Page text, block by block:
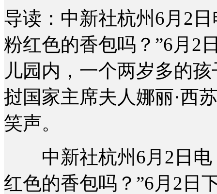
导读：中新社杭州6月2
粉红色的香包吗？”6月2
儿园内，一个两岁多的
挝国家主席夫人娜丽·西
笑声。
中新社杭州6月2日电 (
红色的香包吗？”6月2日